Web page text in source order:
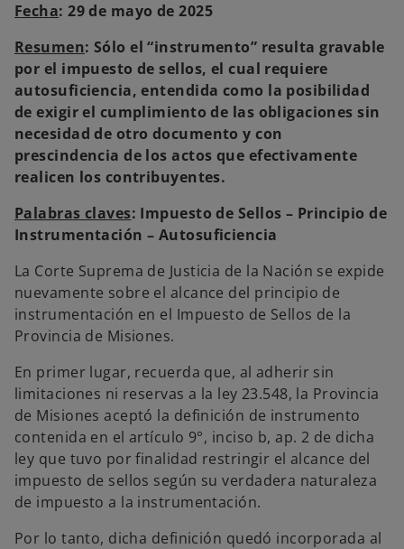
Fecha: 29 de mayo de 2025
Resumen: Sólo el “instrumento” resulta gravable
por el impuesto de sellos, el cual requiere
autosuficiencia, entendida como la posibilidad
de exigir el cumplimiento de las obligaciones sin
necesidad de otro documento y con
prescindencia de los actos que efectivamente
realicen los contribuyentes.
Palabras claves: Impuesto de Sellos – Principio de
Instrumentación – Autosuficiencia
La Corte Suprema de Justicia de la Nación se expide
nuevamente sobre el alcance del principio de
instrumentación en el Impuesto de Sellos de la
Provincia de Misiones.
En primer lugar, recuerda que, al adherir sin
limitaciones ni reservas a la ley 23.548, la Provincia
de Misiones aceptó la definición de instrumento
contenida en el artículo 9°, inciso b, ap. 2 de dicha
ley que tuvo por finalidad restringir el alcance del
impuesto de sellos según su verdadera naturaleza
de impuesto a la instrumentación.
Por lo tanto, dicha definición quedó incorporada al